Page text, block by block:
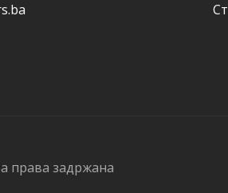
права задржана